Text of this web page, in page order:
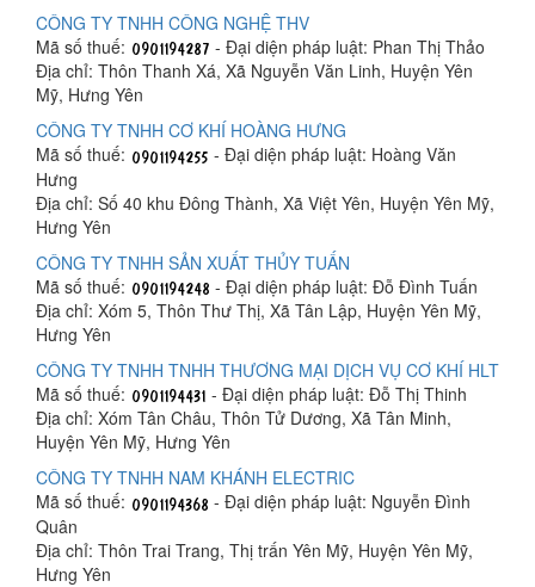
CÔNG TY TNHH CÔNG NGHỆ THV
Mã số thuế:
- Đại diện pháp luật: Phan Thị Thảo
Địa chỉ: Thôn Thanh Xá, Xã Nguyễn Văn Linh, Huyện Yên
Mỹ, Hưng Yên
CÔNG TY TNHH CƠ KHÍ HOÀNG HƯNG
Mã số thuế:
- Đại diện pháp luật: Hoàng Văn
Hưng
Địa chỉ: Số 40 khu Đông Thành, Xã Việt Yên, Huyện Yên Mỹ,
Hưng Yên
CÔNG TY TNHH SẢN XUẤT THỦY TUẤN
Mã số thuế:
- Đại diện pháp luật: Đỗ Đình Tuấn
Địa chỉ: Xóm 5, Thôn Thư Thị, Xã Tân Lập, Huyện Yên Mỹ,
Hưng Yên
CÔNG TY TNHH TNHH THƯƠNG MẠI DỊCH VỤ CƠ KHÍ HLT
Mã số thuế:
- Đại diện pháp luật: Đỗ Thị Thinh
Địa chỉ: Xóm Tân Châu, Thôn Tử Dương, Xã Tân Minh,
Huyện Yên Mỹ, Hưng Yên
CÔNG TY TNHH NAM KHÁNH ELECTRIC
Mã số thuế:
- Đại diện pháp luật: Nguyễn Đình
Quân
Địa chỉ: Thôn Trai Trang, Thị trấn Yên Mỹ, Huyện Yên Mỹ,
Hưng Yên